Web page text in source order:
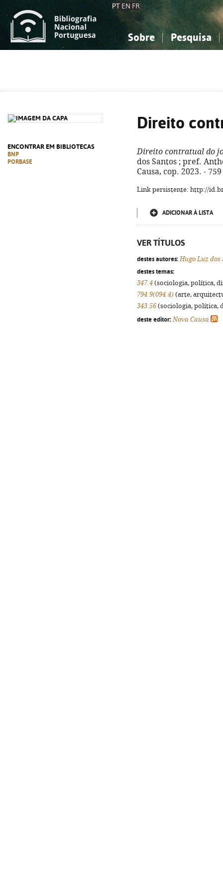
PT EN FR
Sobre Pesquisa
ENCONTRAR EM BIBLIOTECAS
BNP
PORBASE
Direito
Direito contratual do
dos Santos ; pref.
Causa, cop. 2023. -
Link persistente: http://
ADICIONAR À LISTA
VER TÍTULOS
destes autores: Hugo Luz dos
destes temas:
347.4 (sociologia, política,
794.9(094.4) (arte,
343.56(sociologia, política,
deste editor: Nova Causa